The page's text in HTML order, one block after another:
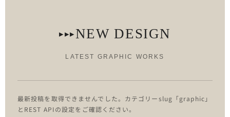
▸▸▸NEW DESIGN
LATEST GRAPHIC WORKS
最新投稿を取得できませんでした。カテゴリーslug「graphic」
とREST APIの設定をご確認ください。